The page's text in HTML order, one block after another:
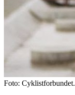
Foto: Cyklistforbundet.